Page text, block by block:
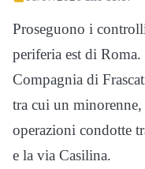
Proseguono i
periferia est di
Compagnia di
tra cui un
operazioni condotte
e la via Casilina.